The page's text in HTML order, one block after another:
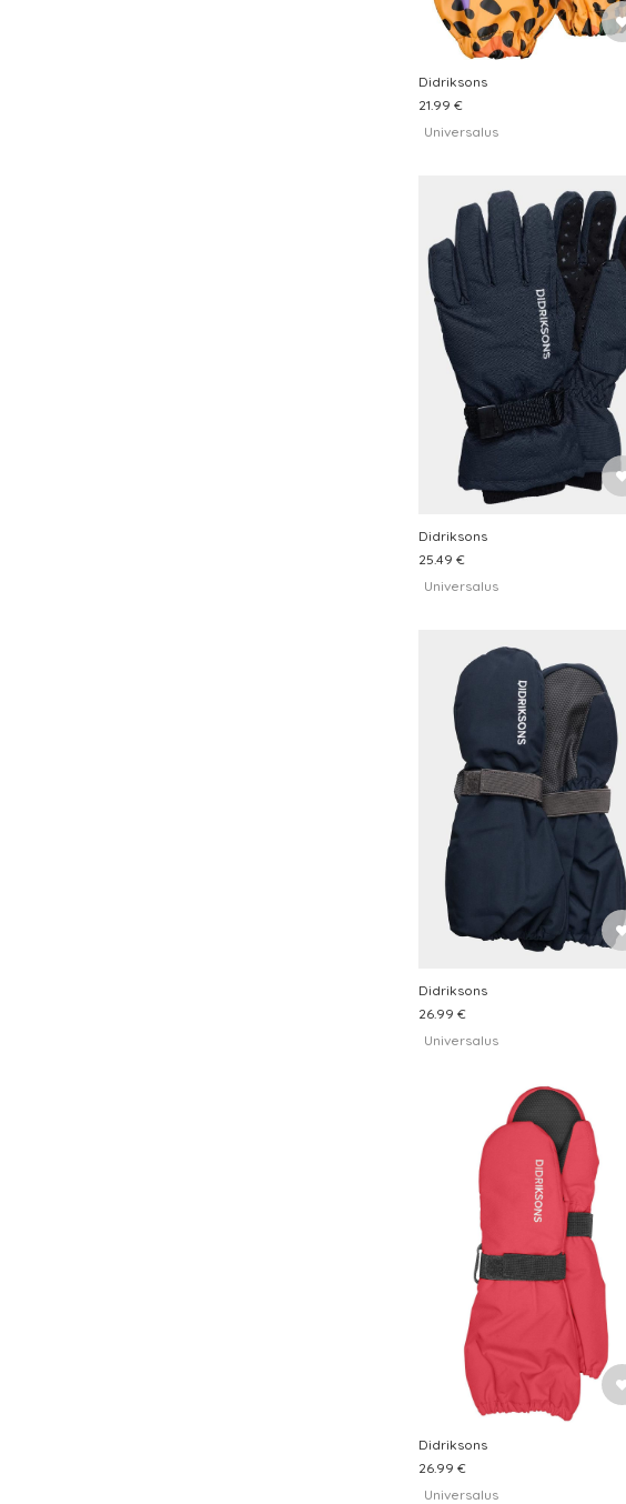
Didriksons
21.99 €
Universalus
Didriksons
25.49 €
Universalus
Didriksons
26.99 €
Universalus
Didriksons
26.99 €
Universalus